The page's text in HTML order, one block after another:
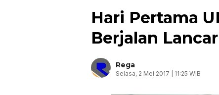
Hari Pertama
Berjalan Lancar
Rega
Selasa, 2 Mei 2017 | 11:25 WIB